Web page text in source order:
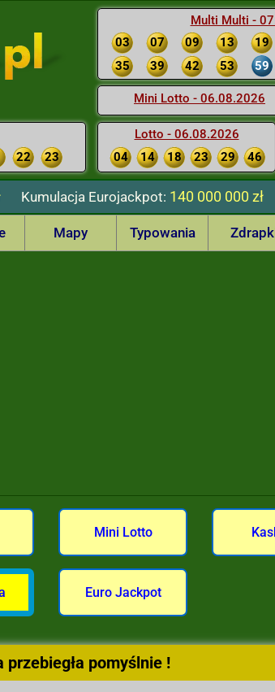
Multi Multi -
03
07 09 13 19
35
39 42 53 59
Mini Lotto - 06.08.2026
Lotto - 06.08.2026
04
14 18 23 29 46
22 23
KumulacjaEurojackpot: 140 000 000 zł
Mapy Typowania
Mini Lotto
Euro Jackpot
pomyślnie !